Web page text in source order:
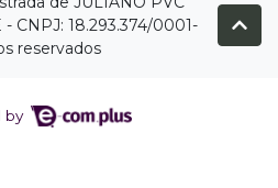
CNPJ: 18.293.374/0001-
reservados
by